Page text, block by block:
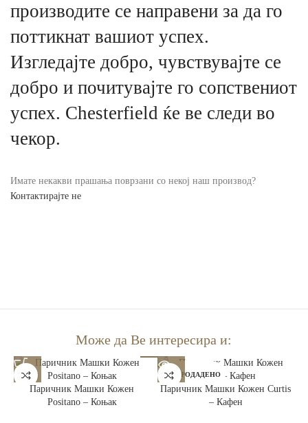
производите се направени за да го
поттикнат вашиот успех.
Изгледајте добро, чувствувајте се
добро и почитувајте го сопствениот
успех. Chesterfield ќе ве следи во
чекор.
Имате некакви прашања поврзани со некој наш производ?
Контактирајте не
Може да Ве интересира и:
Паричник Машки Кожен
Positano – Коњак
РАСПРОДАДЕНО
Паричник Машки Кожен Curtis
– Кафен